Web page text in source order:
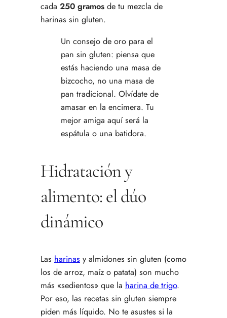
cada 250 gramos de tu mezcla de
harinas sin gluten.
Un consejo de oro para el
pan sin gluten: piensa que
estás haciendo una masa de
bizcocho, no una masa de
pan tradicional. Olvídate de
amasar en la encimera. Tu
mejor amiga aquí será la
espátula o una batidora.
Hidratación y
alimento: el dúo
dinámico
Las harinas y almidones sin gluten (como
los de arroz, maíz o patata) son mucho
más «sedientos» que la harina de trigo.
Por eso, las recetas sin gluten siempre
piden más líquido. No te asustes si la